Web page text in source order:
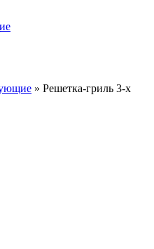
» Решетка-гриль 3-х